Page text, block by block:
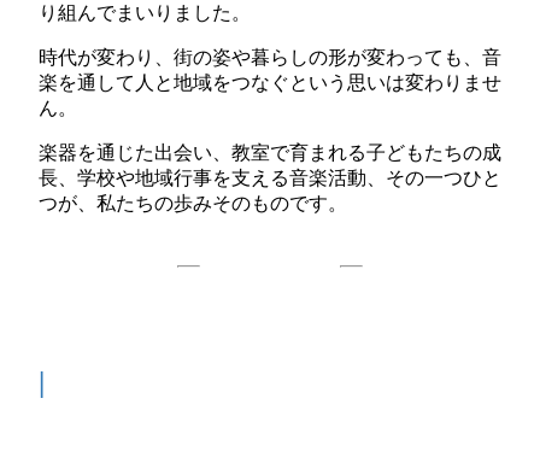
り組んでまいりました。
時代が変わり、街の姿や暮らしの形が変わっても、音
楽を通して人と地域をつなぐという思いは変わりませ
ん。
楽器を通じた出会い、教室で育まれる子どもたちの成
長、学校や地域行事を支える音楽活動、その一つひと
つが、私たちの歩みそのものです。
|